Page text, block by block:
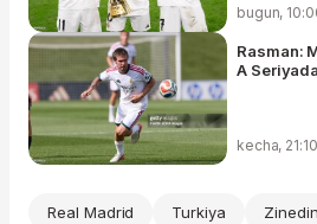
bugun,
Rasman:
A
kecha, 21:10
Real Madrid Turkiya